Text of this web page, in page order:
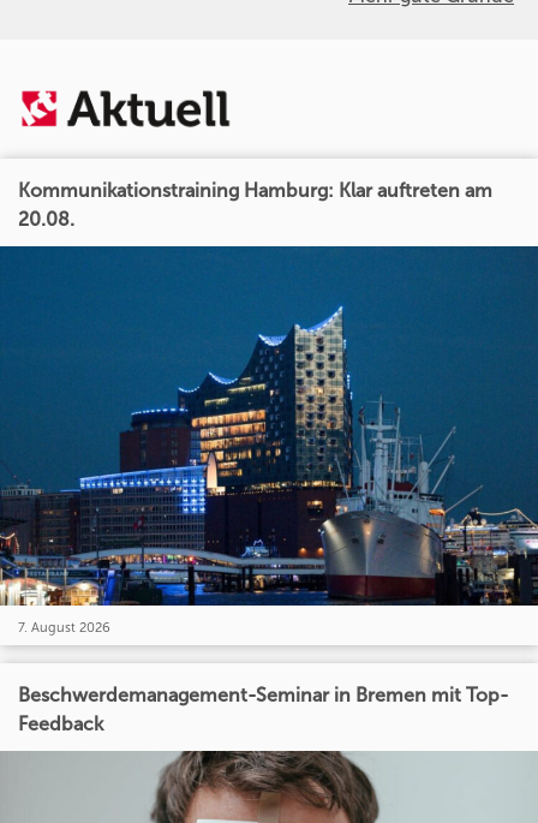
Kommunikationstraining Hamburg: Klar auftreten am
20.08.
7. August 2026
Beschwerdemanagement-Seminar in Bremen mit Top-
Feedback